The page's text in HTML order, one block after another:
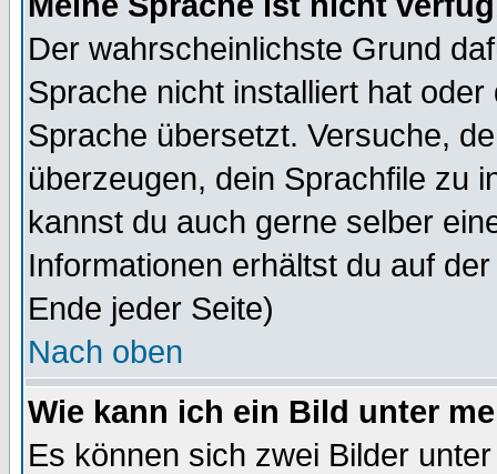
Der wahrscheinlichste Grund
Sprache nicht installiert hat
Sprache übersetzt. Versuche,
überzeugen, dein Sprachfile zu
kannst du auch gerne selber
Informationen erhältst du auf
Ende jeder Seite)
Nach oben
Wie kann ich ein Bild unter
Es können sich zwei Bilder